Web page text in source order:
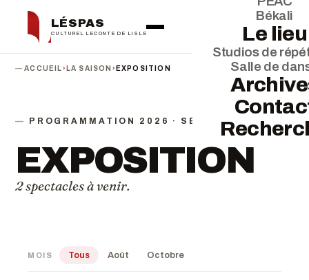
LÉSPAS
CULTUREL LECONTE DE LISLE
Békali
Le lieu
Studios de
Salle de
ACCUEIL› LA SAISON › EXPOSITION
PROGRAMMATION 2026 · SEMESTRE 2
EXPOSITION
2 spectacles à venir.
MOIS Tous Août Octobre